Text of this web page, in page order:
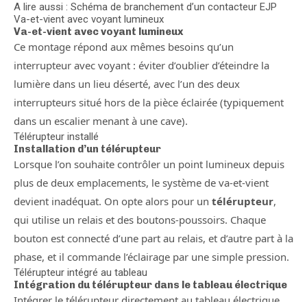
A lire aussi : Schéma de branchement d’un contacteur EJP
Va-et-vient avec voyant lumineux
Va-et-vient avec voyant lumineux
Ce montage répond aux mêmes besoins qu’un
interrupteur avec voyant : éviter d’oublier d’éteindre la
lumière dans un lieu déserté, avec l’un des deux
interrupteurs situé hors de la pièce éclairée (typiquement
dans un escalier menant à une cave).
Télérupteur installé
Installation d’un télérupteur
Lorsque l’on souhaite contrôler un point lumineux depuis
plus de deux emplacements, le système de va-et-vient
devient inadéquat. On opte alors pour un télérupteur,
qui utilise un relais et des boutons-poussoirs. Chaque
bouton est connecté d’une part au relais, et d’autre part à la
phase, et il commande l’éclairage par une simple pression.
Télérupteur intégré au tableau
Intégration du télérupteur dans le tableau électrique